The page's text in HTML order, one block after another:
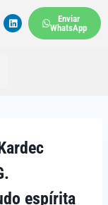
Enviar
WhatsApp
espírita